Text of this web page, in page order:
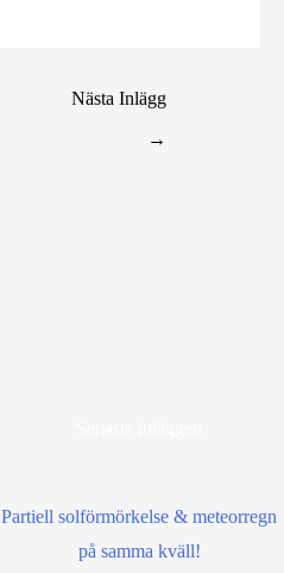
Nästa Inlägg
→
Partiell solförmörkelse & meteorregn
på samma kväll!